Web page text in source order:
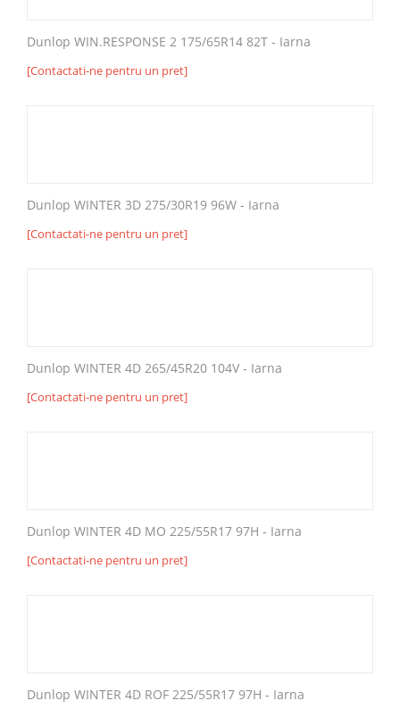
Dunlop WIN.RESPONSE 2 175/65R14 82T - Iarna
[Contactati-ne pentru un pret]
Dunlop WINTER 3D 275/30R19 96W - Iarna
[Contactati-ne pentru un pret]
Dunlop WINTER 4D 265/45R20 104V - Iarna
[Contactati-ne pentru un pret]
Dunlop WINTER 4D MO 225/55R17 97H - Iarna
[Contactati-ne pentru un pret]
Dunlop WINTER 4D ROF 225/55R17 97H - Iarna